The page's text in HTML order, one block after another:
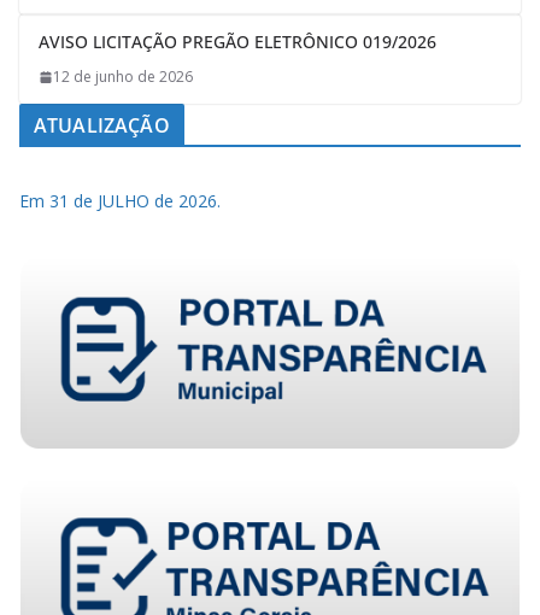
AVISO LICITAÇÃO PREGÃO ELETRÔNICO 019/2026
12 de junho de 2026
ATUALIZAÇÃO
Em 31 de JULHO de 2026.